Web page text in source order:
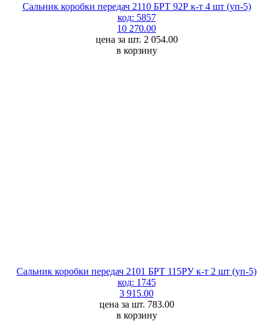
Сальник коробки передач 2110 БРТ 92Р к-т 4 шт (уп-5)
код: 5857
10 270.00
цена за шт. 2 054.00
в корзину
Сальник коробки передач 2101 БРТ 115РУ к-т 2 шт (уп-5)
код: 1745
3 915.00
цена за шт. 783.00
в корзину